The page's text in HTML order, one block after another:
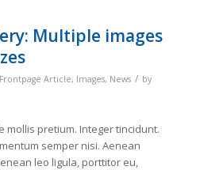
Multiple images
Frontpage Article, Images, News / by
mollis pretium. Integer tincidunt.
semper nisi. Aenean
leo ligula, porttitor eu,